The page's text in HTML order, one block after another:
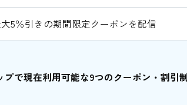
5％引きの期間限定クーポンを配信
プで現在利用可能な9つのクーポン・割引